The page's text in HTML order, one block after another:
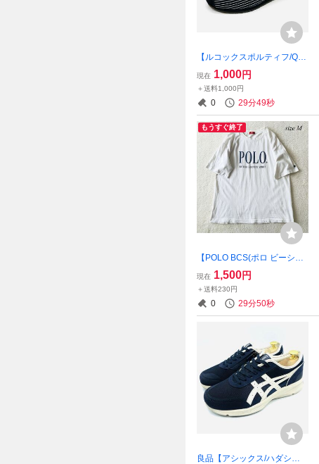
【ルコックスポルティフ/QM
T-1056】高品質カジュアルス
ニーカー！ストライプ/ブラ
ック/ホワイト/24.5cm/衝撃プ
ライス！即完売 6/25
現在 1,000円
＋送料1,000円
0 29分48秒
もうすぐ終了
【POLO BCS(ポロ ビーシー
エス】高品質オリジナルオン
バーサイズプリントTシャ
ツ！半袖/ホワイト/M表記/衝
撃プライス！人気アイテム！
現在 1,500円
＋送料230円
0 29分49秒
良品【アシックス/ハダシウ